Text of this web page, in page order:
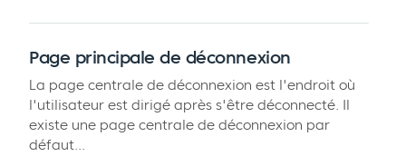
Page principale de déconnexion
La page centrale de déconnexion est l'endroit où
l'utilisateur est dirigé après s'être déconnecté. Il
existe une page centrale de déconnexion par
défaut...